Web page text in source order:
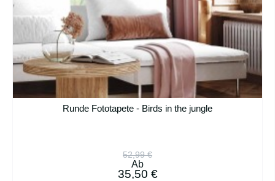
Runde Fototapete - Birds in the jungle
52,99 €
Ab
35,50 €